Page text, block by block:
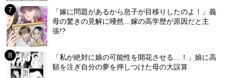
「嫁に問題があるから息子が目移りしたのよ！」義
母の驚きの見解に唖然…嫁の高学歴が原因だと主
張!?
「私が絶対に娘の可能性を開花させる…！」娘に高
額を注ぎ自分の夢を押しつけた母の大誤算